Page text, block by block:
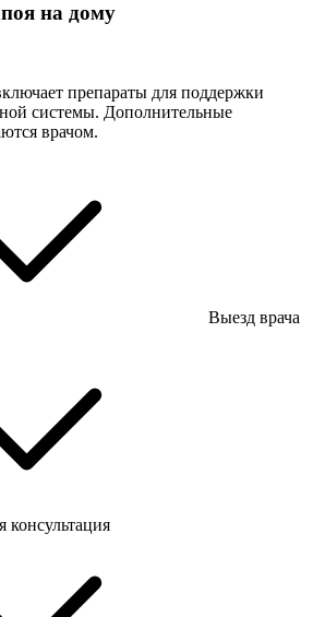
на дому
препараты для поддержки
системы. Дополнительные
врачом.
Выезд врача
консультация